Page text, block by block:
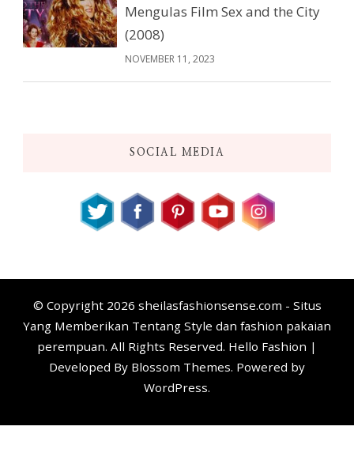
Mengulas Film Sex and the City
(2008)
NOVEMBER 11, 2023
SOCIAL MEDIA
© Copyright 2026 sheilasfashionsense.com - Situs
Yang Memberikan Tentang Style dan fashion pakaian
perempuan. All Rights Reserved. Hello Fashion |
Developed By Blossom Themes. Powered by
WordPress.